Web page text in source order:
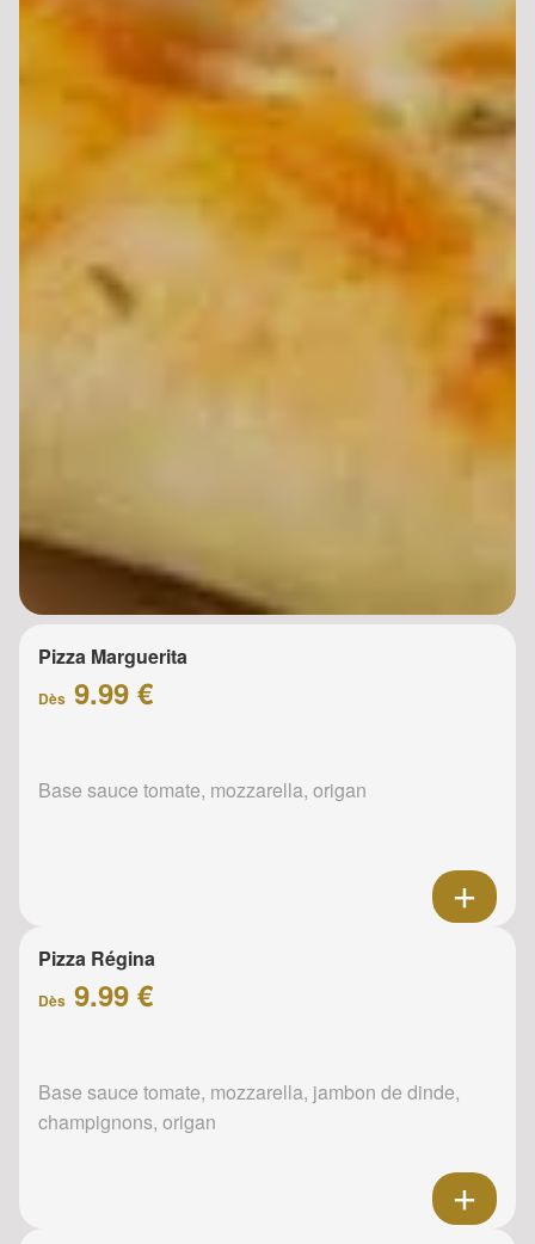
Pizza Marguerita
Dès 9.99 €
Base sauce tomate, mozzarella, origan
Pizza Régina
Dès 9.99 €
Base sauce tomate, mozzarella, jambon de dinde,
champignons, origan